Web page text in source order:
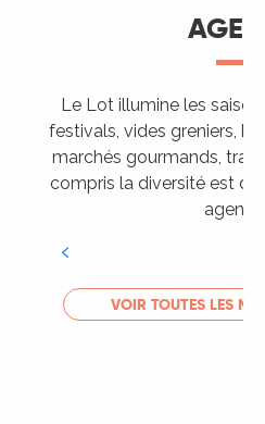
Le Lot illumine les
festivals, vides greniers,
marchés gourmands, trails
compris la diversité est
LIRE LA
VOIR TOUTES LES